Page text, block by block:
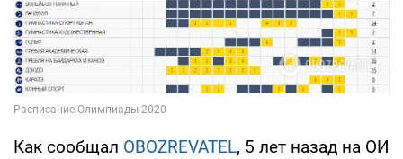
Как сообщал OBOZREVATEL, 5 лет назад на ОИ